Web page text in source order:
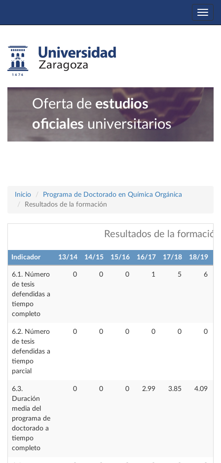
Oferta de estudios
oficiales universitarios
Inicio
Programa de Doctorado en Química Orgánica
Resultados de la formación
Resultados de la formación
Indicador 13/14 14/15 15/16 16/17 17/18 18/19
6.1. Número
de tesis
defendidas a
tiempo
completo
0 0 0 1 5 6
6.2. Número
de tesis
defendidas a
tiempo
parcial
0 0 0 0 0 0
6.3.
Duración
media del
programa de
doctorado a
tiempo
completo
0 0 0 2.99 3.85 4.09